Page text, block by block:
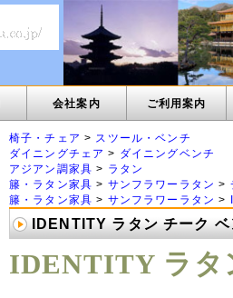
会社案内 ご利用案内
椅子・チェア > スツール・ベンチ
ダイニングチェア > ダイニングベンチ
アジアン調家具 > ラタン
籐・ラタン家具 > サンフラワーラタン >
籐・ラタン家具 > サンフラワーラタン >
IDENTITY ラタン チーク
IDENTITY ラタ